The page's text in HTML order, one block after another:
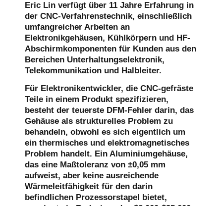
Eric Lin verfügt über 11 Jahre Erfahrung in
der CNC-Verfahrenstechnik, einschließlich
umfangreicher Arbeiten an
Elektronikgehäusen, Kühlkörpern und HF-
Abschirmkomponenten für Kunden aus den
Bereichen Unterhaltungselektronik,
Telekommunikation und Halbleiter.
Für Elektronikentwickler, die CNC-gefräste
Teile in einem Produkt spezifizieren,
besteht der teuerste DFM-Fehler darin, das
Gehäuse als strukturelles Problem zu
behandeln, obwohl es sich eigentlich um
ein thermisches und elektromagnetisches
Problem handelt. Ein Aluminiumgehäuse,
das eine Maßtoleranz von ±0,05 mm
aufweist, aber keine ausreichende
Wärmeleitfähigkeit für den darin
befindlichen Prozessorstapel bietet,